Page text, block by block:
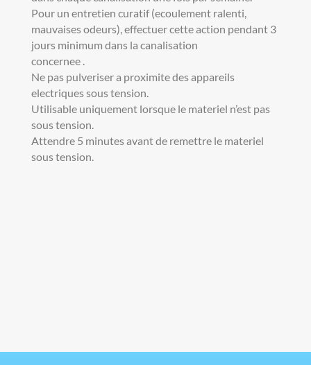
Pour un entretien curatif (ecoulement ralenti,
mauvaises odeurs), effectuer cette action pendant 3
jours minimum dans la canalisation
concernee .
Ne pas pulveriser a proximite des appareils
electriques sous tension.
Utilisable uniquement lorsque le materiel n’est pas
sous tension.
Attendre 5 minutes avant de remettre le materiel
sous tension.